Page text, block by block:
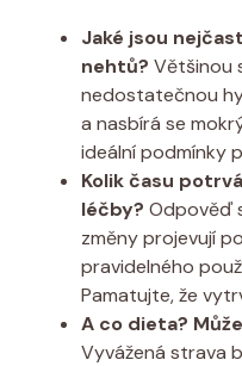
Jaké jsou
nehtů? Většinou
nedostatečnou
a nasbírá se
ideální podmínky
Kolik času
léčby? Odpověď
změny projevují
pravidelného
Pamatujte, že
A co dieta?
Vyvážená strava